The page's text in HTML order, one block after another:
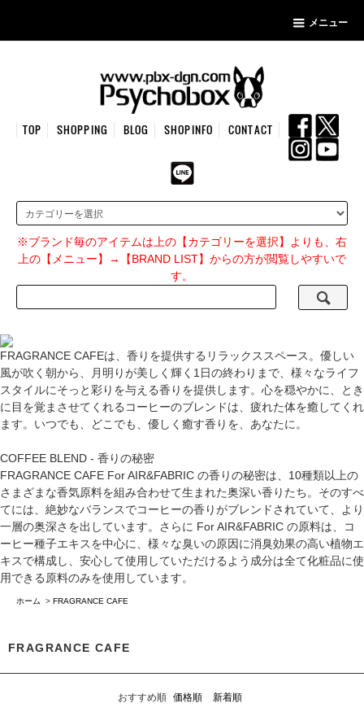
メニュー
TOP SHOPPING BLOG SHOPINFO CONTACT
※ブランド毎のアイテムは上の【カテゴリーを選択】よりも、右
上の【メニュー】→【BRAND LIST】からの方が閲覧しやすいで
す。
FRAGRANCE CAFEは、香りを提供するリラックススペース。優しい
風が吹く朝から、月明りが美しく輝く1日の終わりまで、様々なライフ
スタイルにそっと彩りを与える香りを提供します。心を穏やかに、とき
に目を覚まさせてくれるコーヒーのブレンドは、疲れた体を癒してくれ
ます。いつでも、どこでも、優しく癒す香りを、あなたに。
COFFEE BLEND - 香りの秘密
FRAGRANCE CAFE For AIR&FABRIC の香りの秘密は、10種類以上の
さまざまな香気原料を組み合わせて生まれた奥深い香りたち。そのすべ
てには、絶妙なバランスでコーヒーの香りがブレンドされていて、より
一層の奥深さを出しています。さらに For AIR&FABRIC の原料は、コ
ーヒー種子エキスを中心に、様々な臭いの原因に消臭効果の高い植物エ
キスで構成し、安心して使用していただけるよう成分は全て化粧品に使
用できる原料のみを使用しています。
ホーム > FRAGRANCE CAFE
FRAGRANCE CAFE
おすすめ順 価格順 新着順